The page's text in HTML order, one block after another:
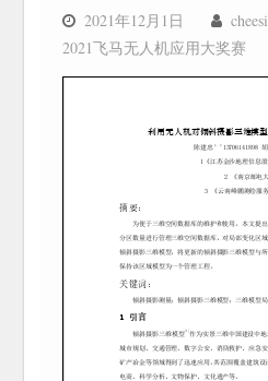
2021年12月1日 cheesi
2021飞马无人机应用大奖赛